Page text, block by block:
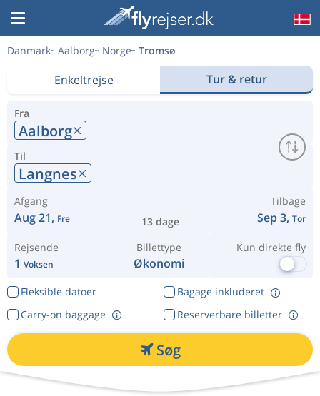
Danmark Aalborg Norge Tromsø
Enkeltrejse Tur & retur
Fra
Aalborg
Til
Langnes
Afgang
Aug 21, Fre 13 dage
Tilbage
Sep 3, Tor
Rejsende
1 Voksen
Billettype
Økonomi
Kun direkte fly
Fleksible datoer
Bagage inkluderet
Reserverbare billetter
Carry-on baggage
Søg